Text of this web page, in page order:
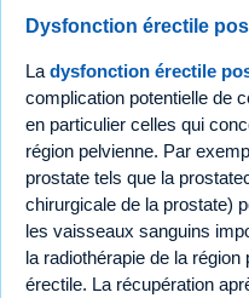
Dysfonction érectile
La dysfonction érectile
complication potentielle de
en particulier celles qui
région pelvienne. Par
prostate tels que la
chirurgicale de la prostate)
les vaisseaux sanguins
la radiothérapie de la
érectile. La récupération